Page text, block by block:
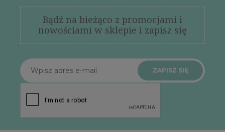
Bądź na bieżąco z promocjami i
nowościami w sklepie i zapisz się
ZAPISZ SIĘ